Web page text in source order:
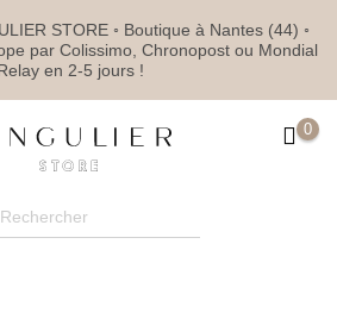
STORE ◦ Boutique à Nantes (44) ◦
par Colissimo, Chronopost ou Mondial
en 2-5 jours !
0